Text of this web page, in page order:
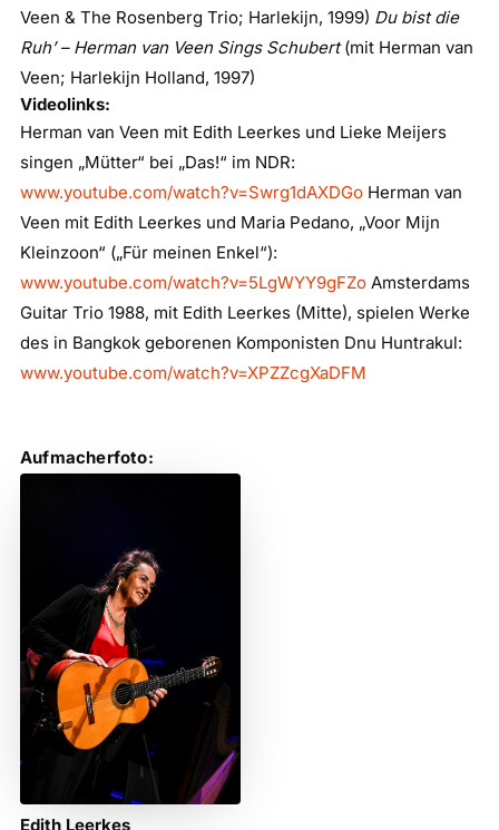
Veen & The Rosenberg Trio; Harlekijn, 1999) Du bist die
Ruh’ – Herman van Veen Sings Schubert(mit Herman van
Veen; Harlekijn Holland, 1997)
Videolinks:
Herman van Veen mit Edith Leerkes und Lieke Meijers
singen „Mütter“ bei „Das!“ im NDR:
www.youtube.com/watch?v=Swrg1dAXDGoHerman van
Veen mit Edith Leerkes und Maria Pedano, „Voor Mijn
Kleinzoon“ („Für meinen Enkel“):
www.youtube.com/watch?v=5LgWYY9gFZoAmsterdams
Guitar Trio 1988, mit Edith Leerkes (Mitte), spielen Werke
des in Bangkok geborenen Komponisten Dnu Huntrakul:
www.youtube.com/watch?v=XPZZcgXaDFM
Aufmacherfoto:
Edith Leerkes